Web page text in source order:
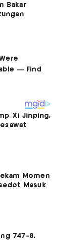
Bakar
Jinping,
Momen
Masuk
747-8,